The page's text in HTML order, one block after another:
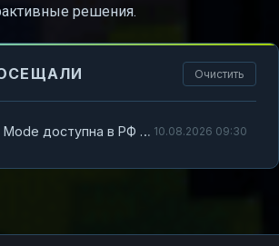
решения.
Очистить
Minecraft: Story Mode доступна в РФ — что важно знать 10.08.2026 09:30